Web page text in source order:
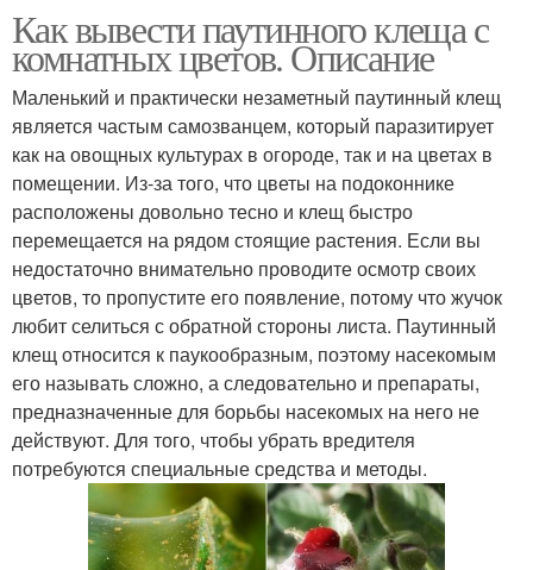
Как вывести паутинного клеща с
комнатных цветов. Описание
Маленький и практически незаметный паутинный клещ
является частым самозванцем, который паразитирует
как на овощных культурах в огороде, так и на цветах в
помещении. Из-за того, что цветы на подоконнике
расположены довольно тесно и клещ быстро
перемещается на рядом стоящие растения. Если вы
недостаточно внимательно проводите осмотр своих
цветов, то пропустите его появление, потому что жучок
любит селиться с обратной стороны листа. Паутинный
клещ относится к паукообразным, поэтому насекомым
его называть сложно, а следовательно и препараты,
предназначенные для борьбы насекомых на него не
действуют. Для того, чтобы убрать вредителя
потребуются специальные средства и методы.